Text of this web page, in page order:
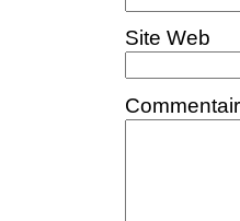
Site Web